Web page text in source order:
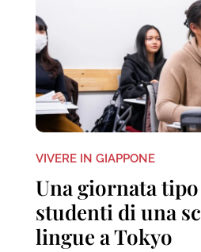
VIVERE IN GIAPPONE
Una giornata
studenti di una
lingue a Tokyo